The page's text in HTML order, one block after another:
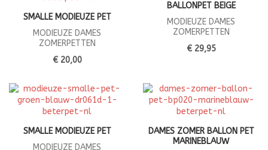
SMALLE MODIEUZE PET
MODIEUZE DAMES
ZOMERPETTEN
€ 20,00
BALLONPET BEIGE
MODIEUZE DAMES
ZOMERPETTEN
€ 29,95
SMALLE MODIEUZE PET
MODIEUZE DAMES
DAMES ZOMER BALLON PET
MARINEBLAUW